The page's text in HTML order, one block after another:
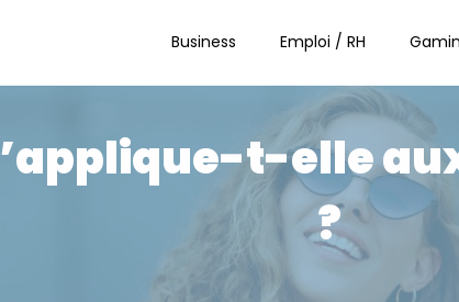
Business Emploi / RH
t-elle
?